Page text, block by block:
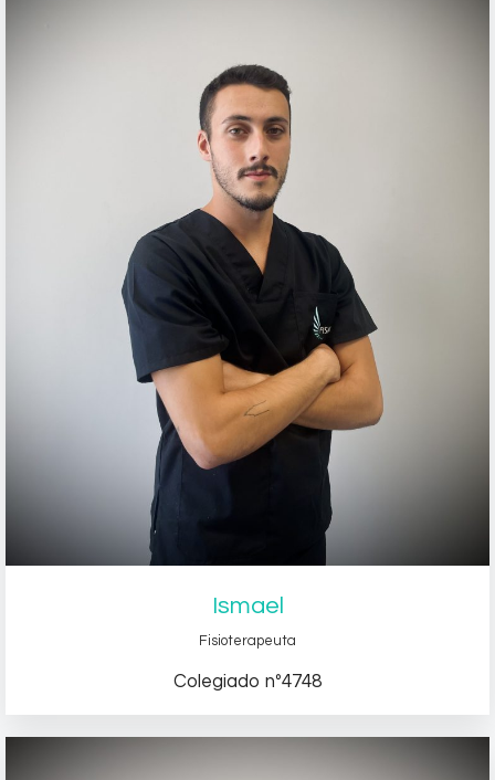
Ismael
Fisioterapeuta
Colegiado nº4748